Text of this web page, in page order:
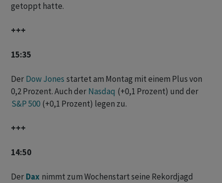
getoppt hatte.
+++
15:35
Der Dow Jones startet am Montag mit einem Plus von
0,2 Prozent. Auch der Nasdaq (+0,1 Prozent) und der
S&P 500 (+0,1 Prozent) legen zu.
+++
14:50
Der Dax nimmt zum Wochenstart seine Rekordjagd